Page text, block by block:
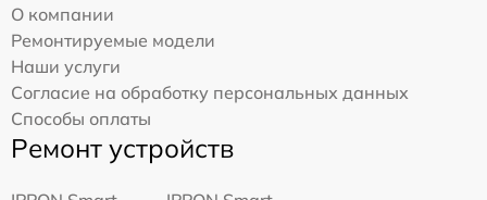
О компании
Ремонтируемые модели
Наши услуги
Согласие на обработку персональных данных
Способы оплаты
Ремонт устройств